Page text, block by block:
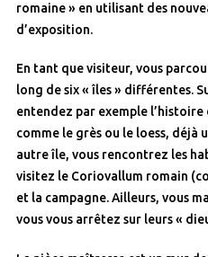
romaine » en utilisant des
d’exposition.
En tant que visiteur, vous
long de six « îles » différentes.
entendez par exemple
comme le grès ou le loess, déjà
autre île, vous rencontrez les
visitez le Coriovallum romain
et la campagne. Ailleurs, vous
vous vous arrêtez sur leurs «